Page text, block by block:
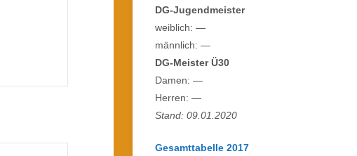
DG-Jugendmeister
weiblich: —
männlich: —
DG-Meister Ü30
Damen: —
Herren: —
Stand: 09.01.2020
Gesamttabelle 2017